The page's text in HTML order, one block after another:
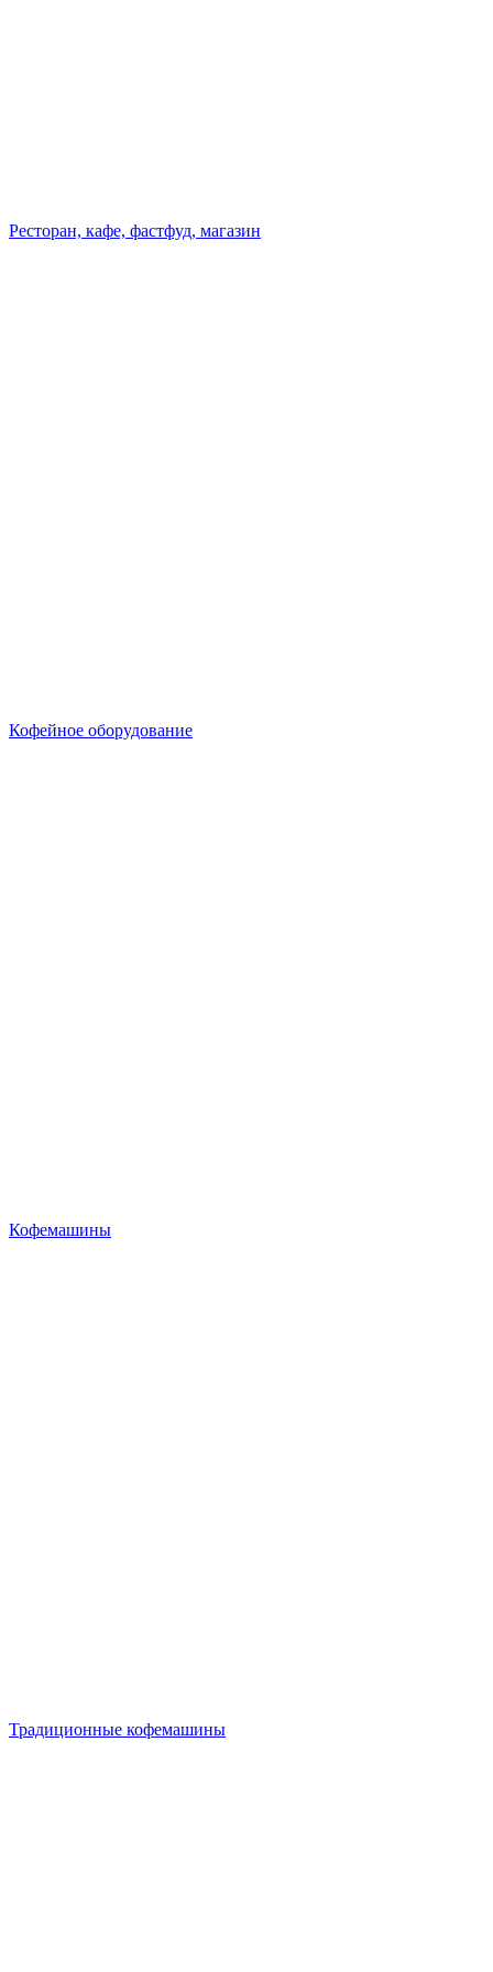
Ресторан, кафе, фастфуд, магазин
Кофейное оборудование
Кофемашины
Традиционные кофемашины